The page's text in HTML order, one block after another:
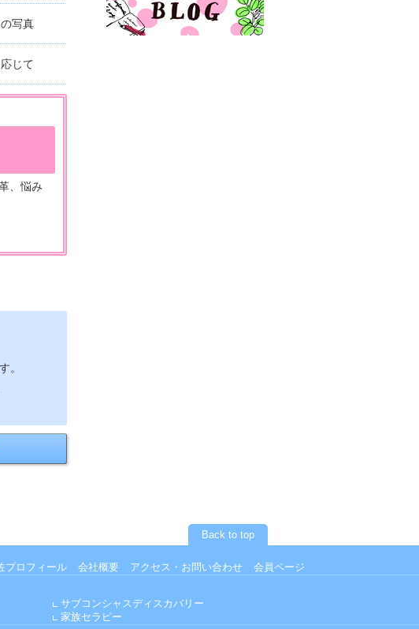
写真
じて
、悩み
。
Back to top
プロフィール 会社概要 アクセス・お問い合わせ 会員ページ
サブコンシャスディスカバリー
家族セラピー